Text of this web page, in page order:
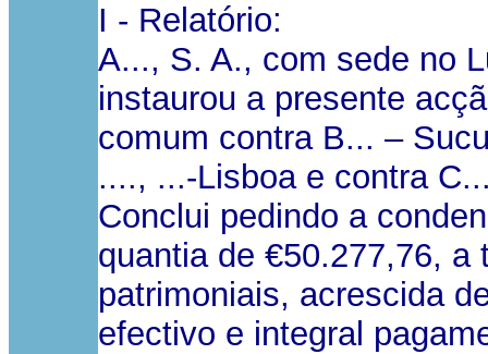
I - Relatório:
A..., S. A., com sede no
instaurou a presente
comum contra B... –
...., ...-Lisboa e contra
Conclui pedindo a
quantia de €50.277,76,
patrimoniais, acrescida
efectivo e integral